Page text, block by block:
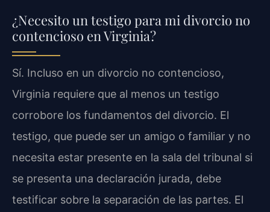
¿Necesito un testigo para mi divorcio no
contencioso en Virginia?
Sí. Incluso en un divorcio no contencioso,
Virginia requiere que al menos un testigo
corrobore los fundamentos del divorcio. El
testigo, que puede ser un amigo o familiar y no
necesita estar presente en la sala del tribunal si
se presenta una declaración jurada, debe
testificar sobre la separación de las partes. El